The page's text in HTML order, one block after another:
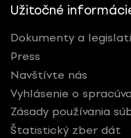
Užitočné
Dokumenty a
Press
Navštívte nás
Vyhlásenie o
Zásady používania
Štatistický zber dát